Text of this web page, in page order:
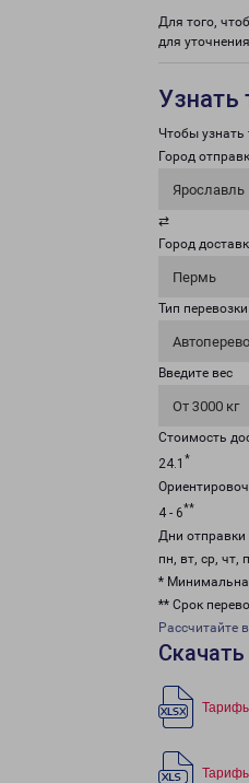
Для того,
для
Узнать
Чтобы узнать
Город
Ярославль
⇄
Город
Пермь
Тип перевозки
Введите вес
От 3000 кг
Стоимость
24.1 *
4 - 6**
Дни отправки
пн, вт, ср, чт,
*
** Срок
Рассчитайте
Тарифы